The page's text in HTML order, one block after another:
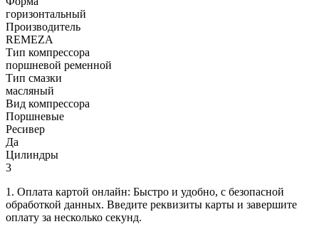
горизонтальный
Производитель
REMEZA
Тип компрессора
поршневой ременной
Тип смазки
масляный
Вид компрессора
Поршневые
Ресивер
Да
Цилиндры
3
1. Оплата картой онлайн: Быстро и удобно, с безопасной
обработкой данных. Введите реквизиты карты и завершите
оплату за несколько секунд.